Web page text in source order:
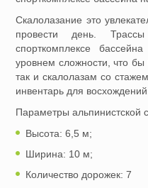
Скалолазание это
провести день.
спорткомплексе
уровнем сложности, что
так и скалолазам со
инвентарь для восхождений.
Параметры альпинистской
Высота: 6,5 м;
Ширина: 10 м;
Количество дорожек: 7